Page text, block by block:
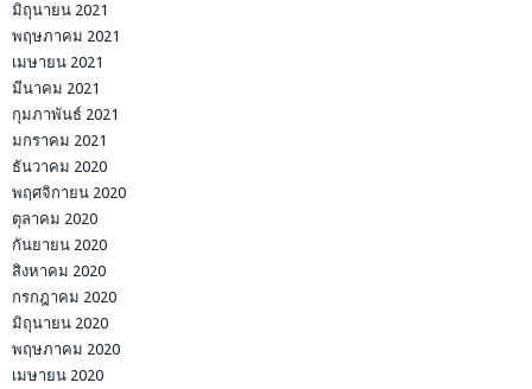
มิถุนายน 2021
พฤษภาคม 2021
เมษายน 2021
มีนาคม 2021
กุมภาพันธ์ 2021
มกราคม 2021
ธันวาคม 2020
พฤศจิกายน 2020
ตุลาคม 2020
กันยายน 2020
สิงหาคม 2020
กรกฎาคม 2020
มิถุนายน 2020
พฤษภาคม 2020
เมษายน 2020